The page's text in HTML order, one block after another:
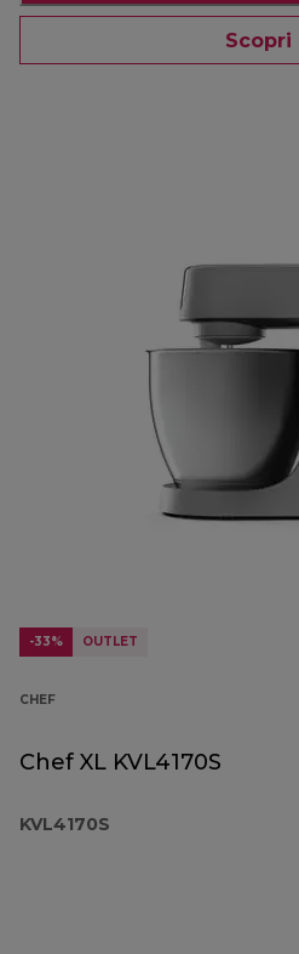
Scopri
-33% OUTLET
CHEF
Chef XL KVL4170S
KVL4170S